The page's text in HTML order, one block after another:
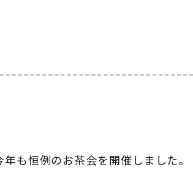
年も恒例のお茶会を開催しました。